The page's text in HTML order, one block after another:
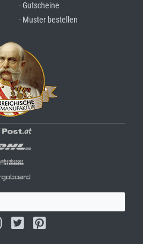
· Gutscheine
· Muster bestellen